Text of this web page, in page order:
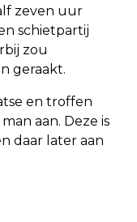
zeven uur
schietpartij
zou
geraakt.
en troffen
aan. Deze is
daar later aan